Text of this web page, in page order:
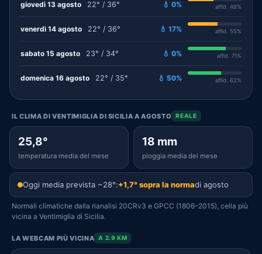
giovedì 13 agosto 22° / 36° 💧 0% affid. 48%
venerdì 14 agosto 22° / 36° 💧 17% affid. 55%
sabato 15 agosto 23° / 34° 💧 0% affid. 71%
domenica 16 agosto 22° / 35° 💧 50% affid. 62%
IL CLIMA DI VENTIMIGLIA DI SICILIA A AGOSTO REALE
25,8°
temperatura media del mese
18 mm
pioggia media del mese
Oggi media prevista ~28°:+1,7° sopra la normadi agosto
Normali climatiche dalla rianalisi 20CRv3 e GPCC (1806–2015), cella più
vicina a Ventimiglia di Sicilia.
LA WEBCAM PIÙ VICINA A 2.9 KM